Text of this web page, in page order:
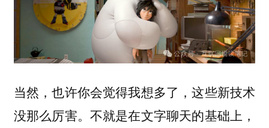
当然，也许你会觉得我想多了，这些新技术
没那么厉害。不就是在文字聊天的基础上，